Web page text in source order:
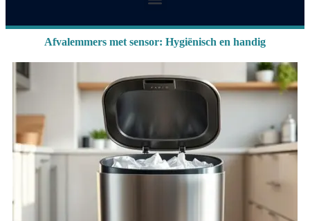
Afvalemmers met sensor: Hygiënisch en handig